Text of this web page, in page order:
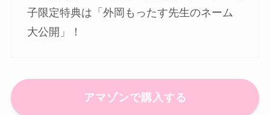
子限定特典は「外岡もったす先生のネーム
大公開」！
アマゾンで購入する